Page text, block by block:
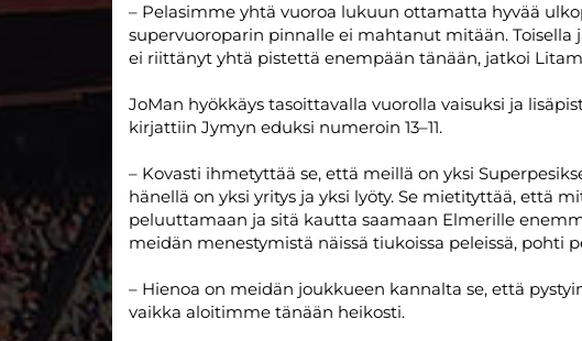
– Pelasimme yhtä vuoroa lukuun ottamatta hyvää
supervuoroparin pinnalle ei mahtanut mitään. Toisella
ei riittänyt yhtä pistettä enempään tänään, jatkoi
JoMan hyökkäys tasoittavalla vuorolla vaisuksi ja
kirjattiin Jymyn eduksi numeroin 13–11.
– Kovasti ihmetyttää se, että meillä on yksi
hänellä on yksi yritys ja yksi lyöty. Se mietityttää, että
peluuttamaan ja sitä kautta saamaan Elmerille
meidän menestymistä näissä tiukoissa peleissä, pohti
– Hienoa on meidän joukkueen kannalta se, että
vaikka aloitimme tänään heikosti.